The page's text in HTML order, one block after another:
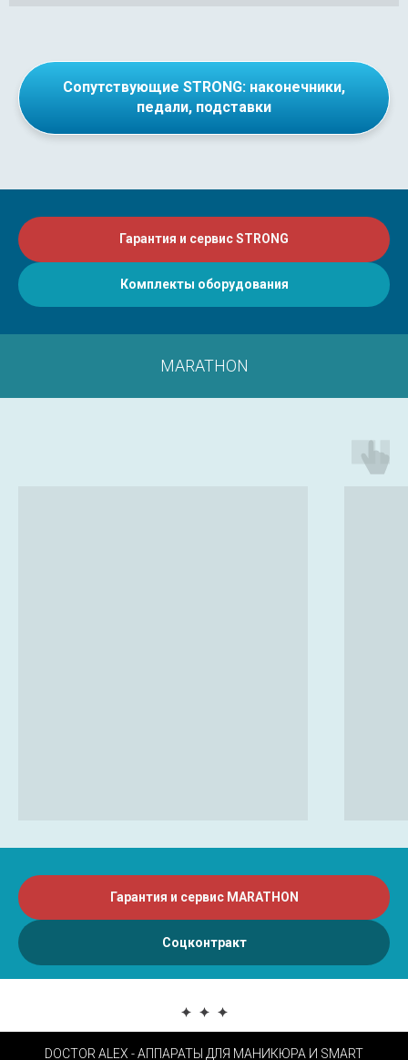
Сопутствующие STRONG: наконечники,
педали, подставки
Гарантия и сервис STRONG
Комплекты оборудования
MARATHON
Гарантия и сервис MARATHON
Соцконтракт
DOCTOR ALEX - АППАРАТЫ ДЛЯ МАНИКЮРА И SMART